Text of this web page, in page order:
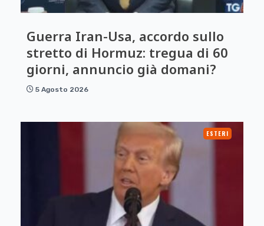
Guerra Iran-Usa, accordo sullo
stretto di Hormuz: tregua di 60
giorni, annuncio già domani?
5 Agosto 2026
ESTERI